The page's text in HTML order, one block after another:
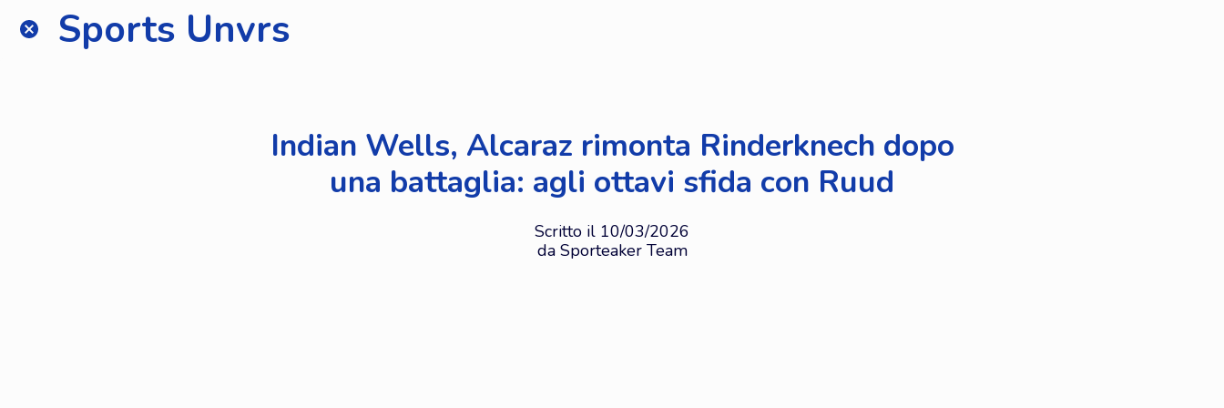
Sports Unvrs
Indian Wells, Alcaraz rimonta Rinderknech dopo
una battaglia: agli ottavi sfida con Ruud
Scritto il 10/03/2026
da Sporteaker Team